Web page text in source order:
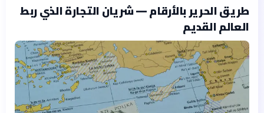
طريق الحرير بالأرقام — شريان التجارة الذي ربط
العالم القديم